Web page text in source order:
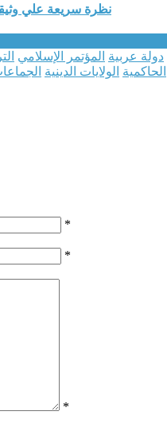
نظرة سريعة علي
دولة عربية المؤتمر الإسلامي
الحاكمية الولايات الدينية
*
*
*